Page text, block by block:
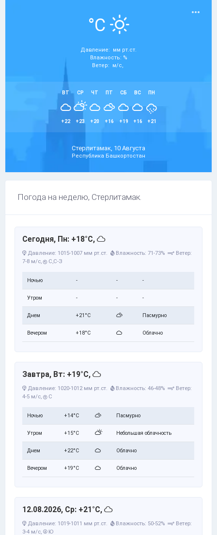
°C
Давление: мм рт.ст.
Влажность: %
Ветер: м/с,
ВТ
+22
СР
+23
ЧТ
+20
ПТ
+16
СБ
+19
ВС
+16
ПН
+21
Стерлитамак, 10 Августа
Республика Башкортостан
Погода на неделю, Стерлитамак.
Сегодня, Пн: +18°C,
Давление: 1015-1007 мм рт.ст. Влажность: 71-73%
Ветер:
7-8 м/с,
С,С-З
Ночью - - -
Утром - - -
Днем +21°C Пасмурно
Вечером +18°C Облачно
Завтра, Вт: +19°C,
Давление: 1020-1012 мм рт.ст. Влажность: 46-48%
Ветер:
4-5 м/с, С
Ночью +14°C Пасмурно
Утром +15°C Небольшая облачность
Днем +22°C Облачно
Вечером +19°C Облачно
12.08.2026, Ср: +21°C,
Давление: 1019-1011 мм рт.ст. Влажность: 50-52%
Ветер:
3-4 м/с, Ю